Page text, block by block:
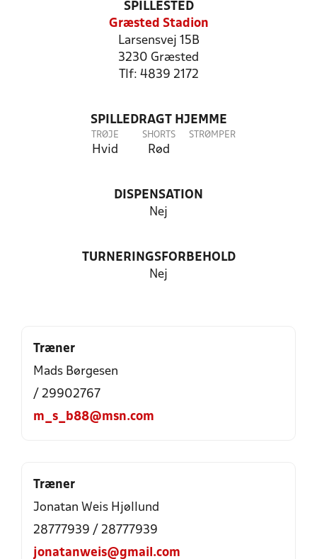
SPILLESTED
Græsted Stadion
Larsensvej 15B
3230 Græsted
Tlf: 4839 2172
SPILLEDRAGT HJEMME
TRØJE
Hvid
SHORTS
Rød
STRØMPER
DISPENSATION
Nej
TURNERINGSFORBEHOLD
Nej
Træner
Mads Børgesen
/ 29902767
m_s_b88@msn.com
Træner
Jonatan Weis Hjøllund
28777939 / 28777939
jonatanweis@gmail.com